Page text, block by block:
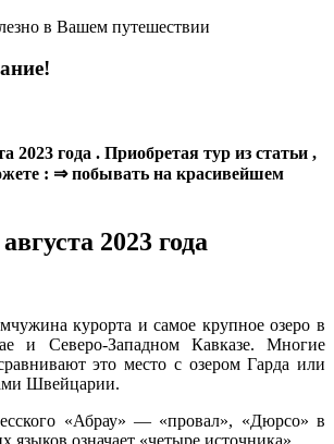
в Вашем путешествии
2023 года . Приобретая тур из статьи ,
: ⇒ побывать на красивейшем
2023 года
курорта и самое крупное озеро в
и Северо-Западном Кавказе. Многие
это место с озером Гарда или
Швейцарии.
«Абрау» — «провал», «Дюрсо» в
языков означает «четыре источника».